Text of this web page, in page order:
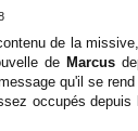
de la missive,
de Marcus
qu'il se
occupés